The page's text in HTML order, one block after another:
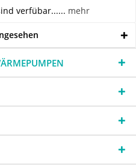
verfübar...... mehr